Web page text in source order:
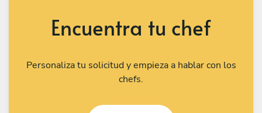
Encuentra tu chef
Personaliza tu solicitud y empieza a hablar con los
chefs.